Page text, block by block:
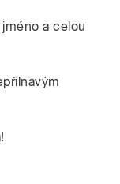
a celou